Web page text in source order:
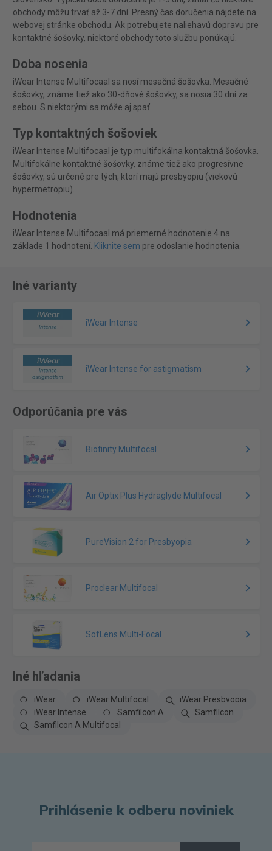
obchody môžu trvať až 3-7 dní. Presný čas doručenia nájdete na
webovej stránke obchodu. Ak potrebujete naliehavú dopravu pre
kontaktné šošovky, niektoré obchody toto službu ponúkajú.
Doba nosenia
iWear Intense Multifocaal sa nosí mesačná šošovka. Mesačné
šošovky, známe tiež ako 30-dňové šošovky, sa nosia 30 dní za
sebou. S niektorými sa môže aj spať.
Typ kontaktných šošoviek
iWear Intense Multifocaal je typ multifokálna kontaktná šošovka.
Multifokálne kontaktné šošovky, známe tiež ako progresívne
šošovky, sú určené pre tých, ktorí majú presbyopiu (viekovú
hypermetropiu).
Hodnotenia
iWear Intense Multifocaal má priemerné hodnotenie 4 na
základe 1 hodnotení. Kliknite sem pre odoslanie hodnotenia.
Iné varianty
iWear Intense
iWear Intense for astigmatism
Odporúčania pre vás
Biofinity Multifocal
Air Optix Plus Hydraglyde Multifocal
PureVision 2 for Presbyopia
Proclear Multifocal
SofLens Multi-Focal
Iné hľadania
iWear iWear Multifocal
iWear Presbyopia
iWear Intense
Samfilcon A
Samfilcon
Samfilcon A Multifocal
Prihlásenie k odberu noviniek